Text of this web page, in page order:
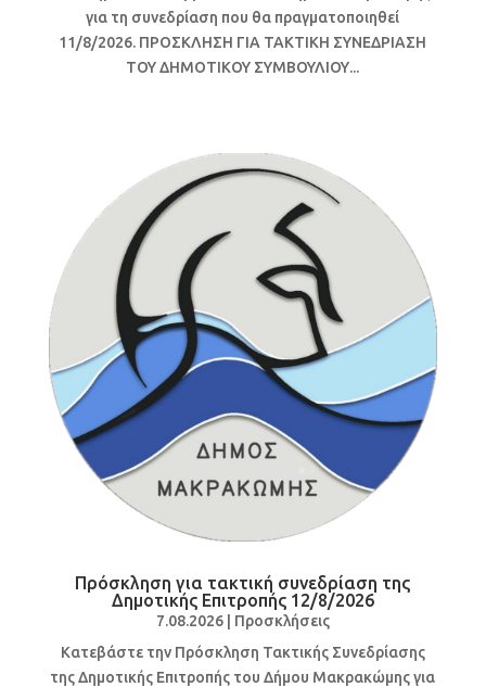
για τη συνεδρίαση που θα πραγματοποιηθεί
11/8/2026. ΠΡΟΣΚΛΗΣΗ ΓΙΑ ΤΑΚΤΙΚΗ ΣΥΝΕΔΡΙΑΣΗ
ΤΟΥ ΔΗΜΟΤΙΚΟΥ ΣΥΜΒΟΥΛΙΟΥ...
Πρόσκληση για τακτική συνεδρίαση της
Δημοτικής Επιτροπής 12/8/2026
7.08.2026| Προσκλήσεις
Κατεβάστε την Πρόσκληση Τακτικής Συνεδρίασης
της Δημοτικής Επιτροπής του Δήμου Μακρακώμης για